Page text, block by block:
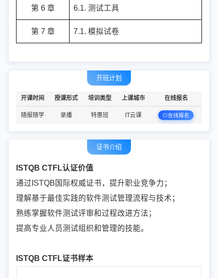
第 6 章 6.1. 测试工具
第 7 章 7.1. 模拟试卷
开班计划
开课时间 授课形式 培训类型 上课城市 在线报名
随报随学 录播 特惠班 IT云课 在线报名
证书介绍
ISTQB CTFL认证价值
通过ISTQB国际权威证书，提升职业竞争力；
理解基于最佳实践的软件测试管理流程与技术；
熟练掌握软件测试评审和过程改进方法；
提高专业人员测试组织和管理的技能。
ISTQB CTFL证书样本